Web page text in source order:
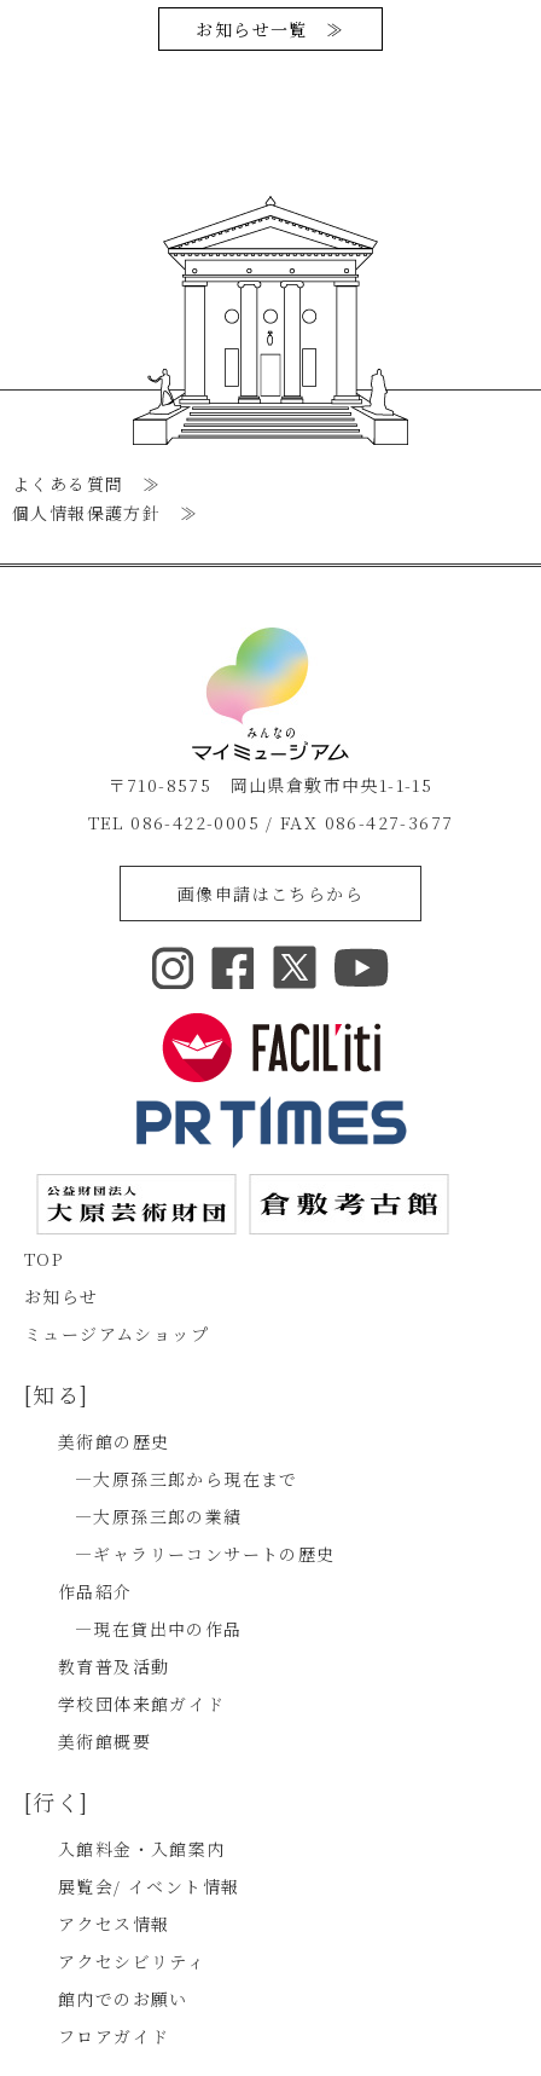
お知らせ一覧 ≫
よくある質問 ≫
個人情報保護方針 ≫
〒710-8575 岡山県倉敷市中央1-1-15
TEL 086-422-0005 / FAX 086-427-3677
画像申請はこちらから
TOP
お知らせ
ミュージアムショップ
[知る]
美術館の歴史
―大原孫三郎から現在まで
―大原孫三郎の業績
―ギャラリーコンサートの歴史
作品紹介
―現在貸出中の作品
教育普及活動
学校団体来館ガイド
美術館概要
[行く]
入館料金・入館案内
展覧会/ イベント情報
アクセス情報
アクセシビリティ
館内でのお願い
フロアガイド